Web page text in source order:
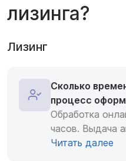
лизинга?
Лизинг
Сколько
процесс
Обработка
часов. Выдача
Читать далее